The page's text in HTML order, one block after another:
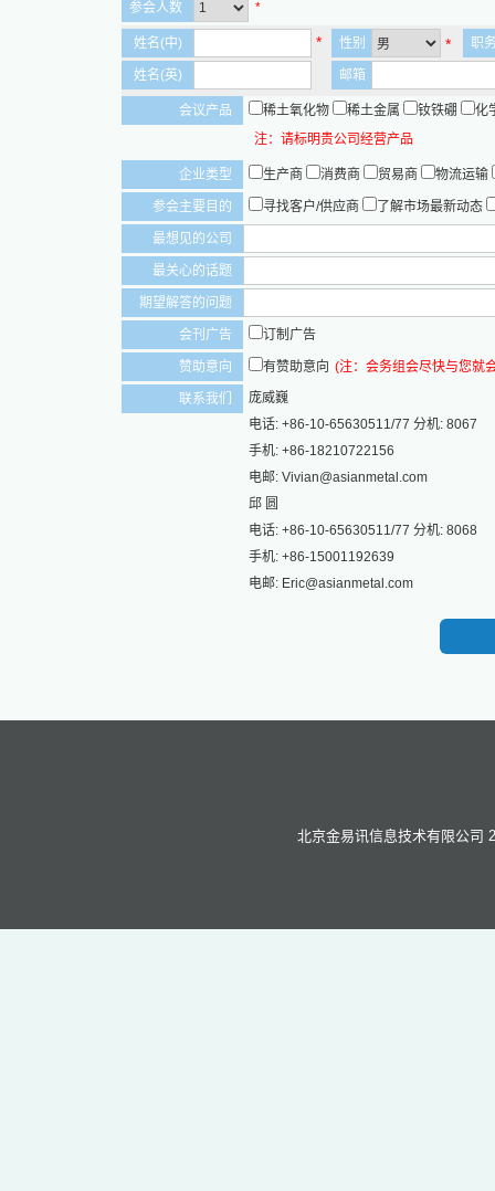
参会人数 *
姓名(中) * 性别 * 职
姓名(英) 邮箱
会议产品 稀土氧化物 稀土金属 钕铁硼
化
注：请标明贵公司经营产品
企业类型 生产商 消费商 贸易商 物流运输
参会主要目的 寻找客户/供应商 了解市场最新动态
最想见的公司
最关心的话题
期望解答的问题
会刊广告 订制广告
赞助意向 有赞助意向 (注：会务组会尽快与您就
联系我们
庞威巍
电话: +86-10-65630511/77 分机: 8067
手机: +86-18210722156
电邮: Vivian@asianmetal.com
邱 圆
电话: +86-10-65630511/77 分机: 8068
手机: +86-15001192639
电邮: Eric@asianmetal.com
北京金易讯信息技术有限公司